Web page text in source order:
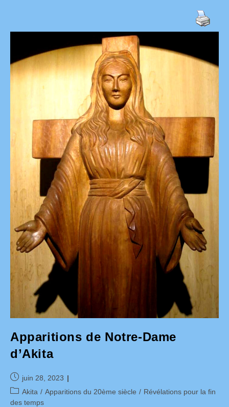
Apparitions de Notre-Dame
d’Akita
Publication
publiée :
juin 28, 2023
Post
category:
Akita / Apparitions du 20ème siècle / Révélations pour la fin
des temps